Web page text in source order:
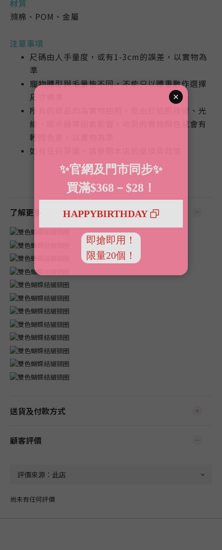
材質
滌棉、POM 、 金屬
注意事項
尺碼由人手量度，或有1-3cm的誤差，以實物為
準
寵物體型與毛量皆不同，不能只以體重數作選擇
尺寸標準
所有的商品均為實物拍照，但由於拍照技術、光
線、顯示器等因素影響，收到的實物顏色或會有
輕微色差，以實物為準
如有任何爭議，請參閱本店的退換貨政策
了解更多
送貨及付款方式
顧客評價
尚未有任何評價